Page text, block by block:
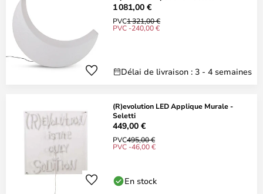
1 081,00 €
PVC1 321,00 €
PVC -240,00 €
Délai de livraison : 3 - 4 semaines
(R)evolution LED Applique Murale -
Seletti
449,00 €
PVC495,00 €
PVC -46,00 €
En stock